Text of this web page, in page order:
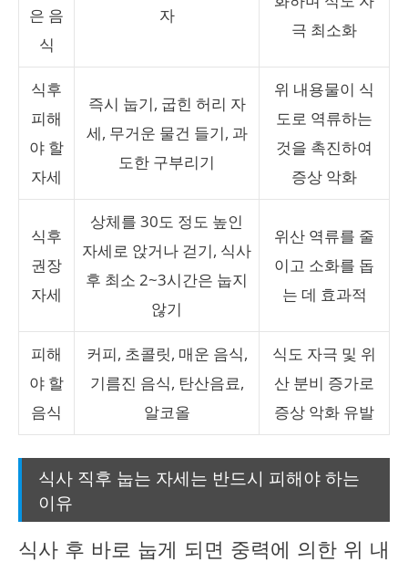
은 음
식
자
극 최소화
식후
피해
야 할
자세
즉시 눕기, 굽힌 허리 자
세, 무거운 물건 들기, 과
도한 구부리기
위 내용물이 식
도로 역류하는
것을 촉진하여
증상 악화
식후
권장
자세
상체를 30도 정도 높인
자세로 앉거나 걷기, 식사
후 최소 2~3시간은 눕지
않기
위산 역류를 줄
이고 소화를 돕
는 데 효과적
피해
야 할
음식
커피, 초콜릿, 매운 음식,
기름진 음식, 탄산음료,
알코올
식도 자극 및 위
산 분비 증가로
증상 악화 유발
식사 직후 눕는 자세는 반드시 피해야 하는
이유
식사 후 바로 눕게 되면 중력에 의한 위 내